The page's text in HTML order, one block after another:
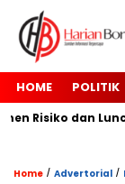
HOME POLITIK
Risiko dan
Home / Advertorial /